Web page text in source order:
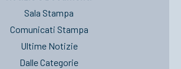
Sala Stampa
Comunicati Stampa
Ultime Notizie
Dalle Categorie